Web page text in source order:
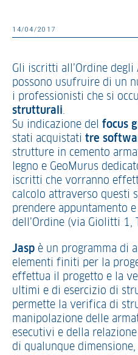
14/04/2017
Gli iscritti all’Ordine
possono usufruire di un
i professionisti che si
strutturali.
Su indicazione del focus
stati acquistati tre
strutture in cemento
legno e GeoMurus
iscritti che vorranno
calcolo attraverso questi
prendere appuntamento
dell’Ordine (via Giolitti 1,
Jasp è un programma di
elementi finiti per la
effettua il progetto e la
ultimi e di esercizio di
permette la verifica di
manipolazione delle
esecutivi e della
di qualunque